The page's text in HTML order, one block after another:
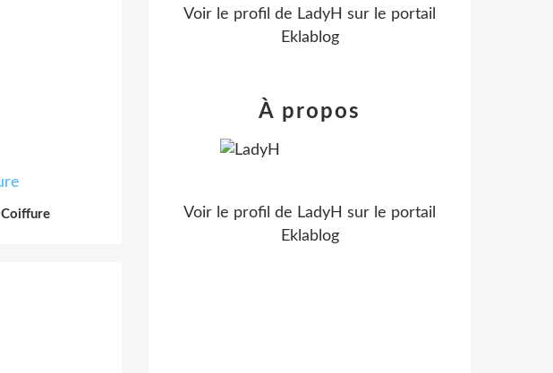
Coiffure
Voir le profil de LadyH sur le portail
Eklablog
À propos
Voir le profil de LadyH sur le portail
Eklablog